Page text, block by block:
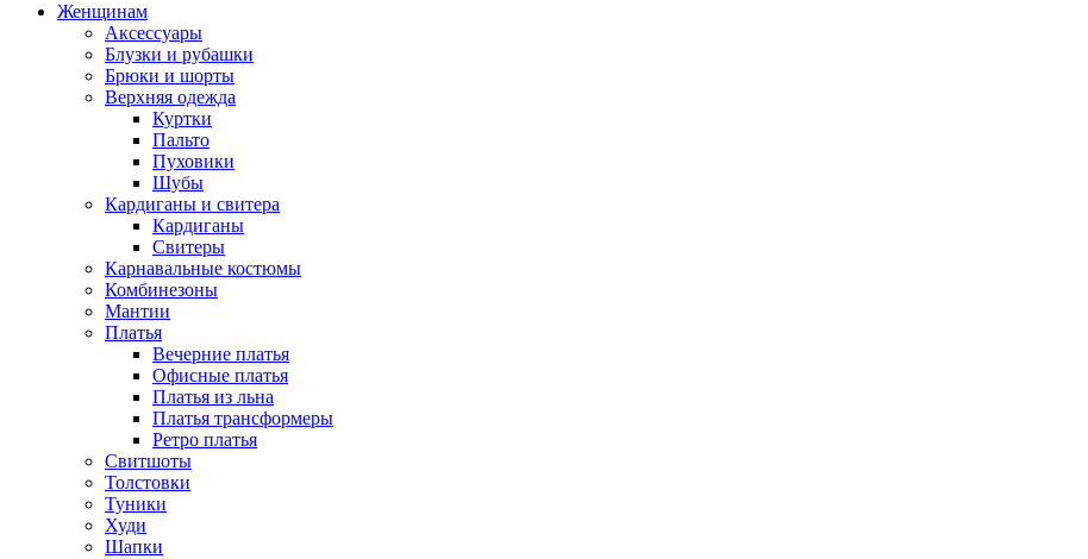
Женщинам
Аксессуары
Блузки и рубашки
Брюки и шорты
Верхняя одежда
Куртки
Пальто
Пуховики
Шубы
Кардиганы и свитера
Кардиганы
Свитеры
Карнавальные костюмы
Комбинезоны
Мантии
Платья
Вечерние платья
Офисные платья
Платья из льна
Платья трансформеры
Ретро платья
Свитшоты
Толстовки
Туники
Худи
Шапки